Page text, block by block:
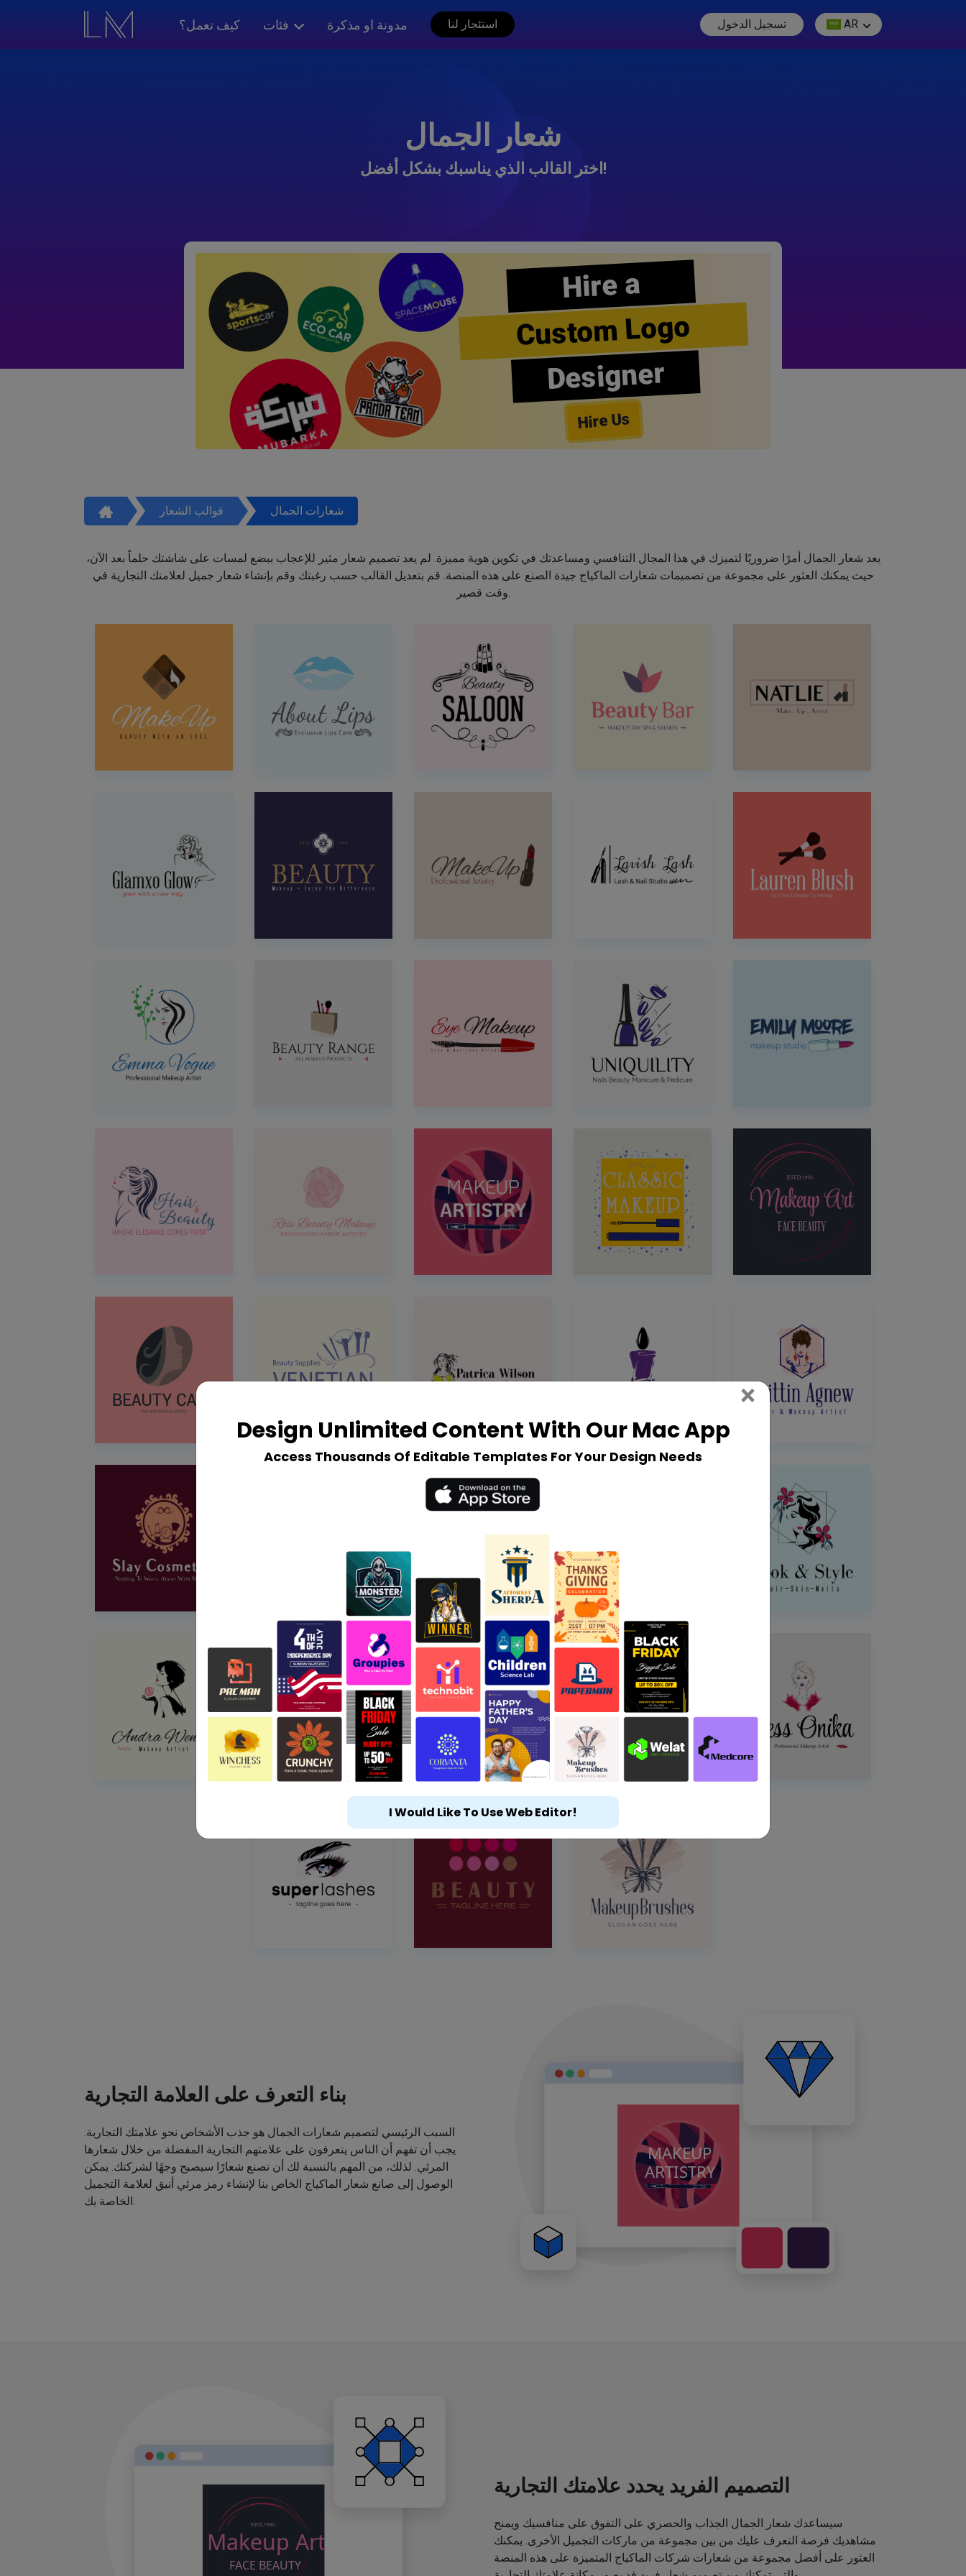
كيف تعمل؟ فئات مدونة او مذكرة استئجار لنا تسجيل الدخول AR
شعار الجمال
اختر القالب الذي يناسبك بشكل أفضل!
Hire a
Custom Logo
Designer
Hire Us
قوالب الشعار شعارات الجمال
يعد شعار الجمال أمرًا ضروريًا لتميزك في هذا المجال التنافسي ومساعدتك في تكوين هوية مميزة. لم يعد تصميم شعار مثير للإعجاب ببضع لمسات على شاشتك حلماً بعد الآن،
حيث يمكنك العثور على مجموعة من تصميمات شعارات الماكياج جيدة الصنع على هذه المنصة. قم بتعديل القالب حسب رغبتك وقم بإنشاء شعار جميل لعلامتك التجارية في
وقت قصير.
بناء التعرف على العلامة التجارية
السبب الرئيسي لتصميم شعارات الجمال هو جذب الأشخاص نحو علامتك التجارية.
يجب أن تفهم أن الناس يتعرفون على علامتهم التجارية المفضلة من خلال شعارها
المرئي. لذلك، من المهم بالنسبة لك أن تصنع شعارًا سيصبح وجهًا لشركتك. يمكن
الوصول إلى صانع شعار الماكياج الخاص بنا لإنشاء رمز مرئي أنيق لعلامة التجميل
الخاصة بك.
التصميم الفريد يحدد علامتك التجارية
سيساعدك شعار الجمال الجذاب والحصري على التفوق على منافسيك ويمنح
مشاهديك فرصة التعرف عليك من بين مجموعة من ماركات التجميل الأخرى. يمكنك
العثور على أفضل مجموعة من شعارات شركات الماكياج المتميزة على هذه المنصة
Design Unlimited Content With Our Mac App
Access Thousands Of Editable Templates For Your Design Needs
× Close
I Would Like To Use Web Editor!